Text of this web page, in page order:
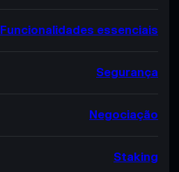
Funcionalidades essenciais
Segurança
Negociação
Staking